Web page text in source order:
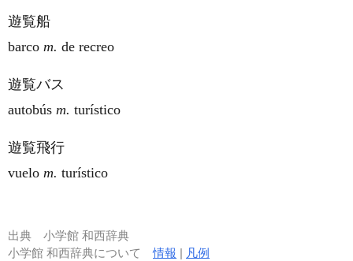
遊覧船
barco m. de recreo
遊覧バス
autobús m. turístico
遊覧飛行
vuelo m. turístico
出典 小学館 和西辞典
小学館 和西辞典について情報 | 凡例